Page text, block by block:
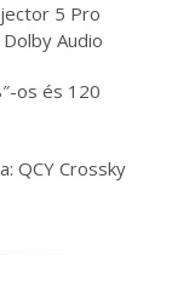
5 Pro
Audio
os és 120
QCY Crossky